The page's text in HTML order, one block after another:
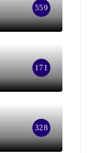
559
171
328